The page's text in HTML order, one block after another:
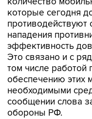
которые сегодня
противодействуют
нападения
эффективность
Это связано и с
том числе работой
обеспечению этих
необходимыми
сообщении слова
обороны РФ.